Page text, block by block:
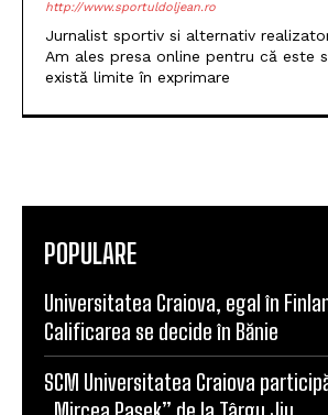
există limite în exprimare
Universitatea Craiova, egal în
Calificarea se decide în Bănie
SCM Universitatea Craiova
„Mircea Pașek” de la Târgu Jiu
Filipe Coelho, despre duelul cu